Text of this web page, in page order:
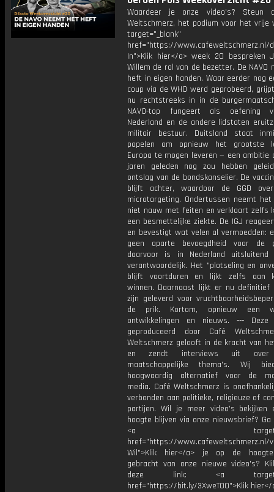
Waardeer je onze video's? Steun
Weltschmerz, het podium voor het vrije
target="_blank"
href="https://www.cafeweltschmerz.nl/
In">Klik hier</a> week 20 bespreken
Willem de rol van de bezetter. De NAVO
heft in eigen handen. Waar eerder nog
coup via de WHO werd geprobeerd,
nu rechtstreeks in in de
NAVO-top fungeert als oefening
Nederland en de andere lidstaten
militair bestuur. Duitsland staat
popelen om opnieuw het grootste
Europa te mogen leveren — een ambitie
jaren geleden nog zou hebben
ontslag van de bondskanselier. De
blijft achter, waardoor de GGD
microtargeting. Ondertussen neemt het
niet nauw met feiten en verklaart zelfs
een besmettelijke ziekte. De IGJ
en bevestigt wat velen al vermoedden:
geen aparte bevoegdheid voor de
daarvoor is in Nederland uitsluitend
verantwoordelijk. Het “plotseling en
blijft voortduren en lijkt zelfs aan
winnen. Daarnaast lijkt er nu definitief
zijn geleverd voor
de prik. Kortom, opnieuw een
ontwikkelingen en nieuws. ---
geproduceerd door Café
Weltschmerz gelooft in de kracht van
en zendt interviews uit over
maatschappelijke thema's. Wij
hoogwaardig alternatief voor de
media. Café Weltschmerz is
verbonden aan politieke, religieuze of
partijen. Wil je meer video's bekijken
hoogte blijven via onze nieuwsbrief? Ga
<a
href="https://www.cafeweltschmerz.nl/
Wil">Klik hier</a> je op de
gebracht van onze nieuwe video's?
deze link: <a
href="https://bit.ly/3XweTO0">Klik hier</